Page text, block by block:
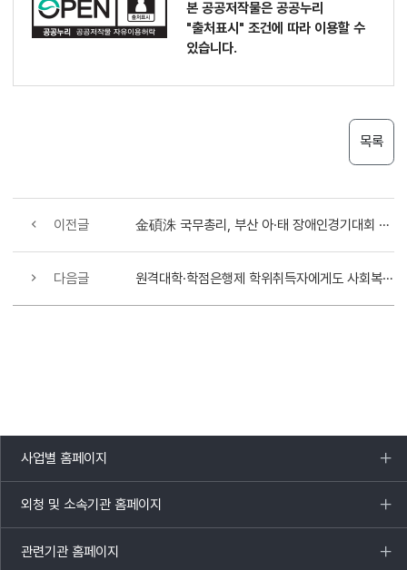
본 공공저작물은 공공누리
"출처표시" 조건에 따라 이용할 수
있습니다.
목록
이전글 金碩洙 국무총리, 부산 아·태 장애인경기대회 준비상황 점검
다음글 원격대학·학점은행제 학위취득자에게도 사회복지사 자격부여
사업별 홈페이지
목록
열기
외청 및 소속기관 홈페이지
목록
열기
관련기관 홈페이지
목록